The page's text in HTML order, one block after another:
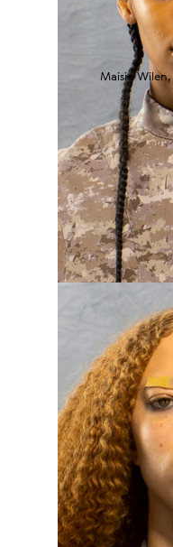
Maisie
Черные
Помните,
весенних
советовали
помаду? Так
в силе:
в
вечера. «Они
феи, —говорит
Калиардос,
на показе
что втайне
именно так».
обновите в
инструкцию
лайфхаки по